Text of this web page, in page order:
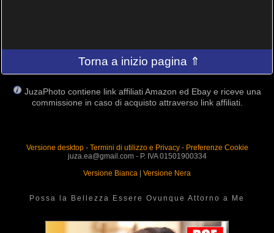
Torna a inizio pagina ⇑
JuzaPhoto contiene link affiliati Amazon ed Ebay e riceve una
commissione in caso di acquisto attraverso link affiliati.
Versione desktop- Termini di utilizzo e Privacy- Preferenze Cookie
juza.ea@gmail.com - P. IVA 01501900334
Versione Bianca
Versione Nera
Possa la Bellezza Essere Ovunque Attorno a Me